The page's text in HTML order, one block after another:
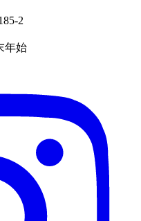
2
年始